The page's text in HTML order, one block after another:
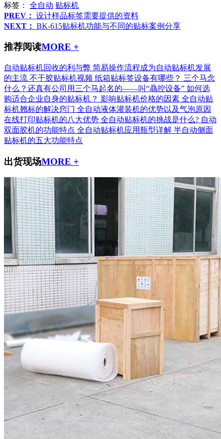
标签： 全自动 贴标机
PREV： 设计样品标签需要提供的资料
NEXT： BK-615贴标机功能与不同的贴标案例分享
推荐阅读MORE +
自动贴标机回收的利与弊 简易操作流程成为自动贴标机发展
的主流 不干胶贴标机视频 纸箱贴标签设备有哪些？ 三个马念
什么？还真有公司用三个马起名的——叫“骉控设备” 如何选
购适合企业自身的贴标机？ 影响贴标机价格的因素 全自动贴
标机翘标的解决窍门 全自动液体灌装机的优势以及气泡原因
在线打印贴标机的八大优势 全自动贴标机的挑战是什么? 自动
双面胶机的功能特点 全自动贴标机应用瓶型详解 半自动侧面
贴标机的五大功能特点
出货现场MORE +